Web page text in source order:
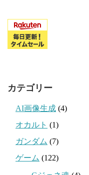
カテゴリー
AI画像生成 (4)
オカルト (1)
ガンダム (7)
ゲーム (122)